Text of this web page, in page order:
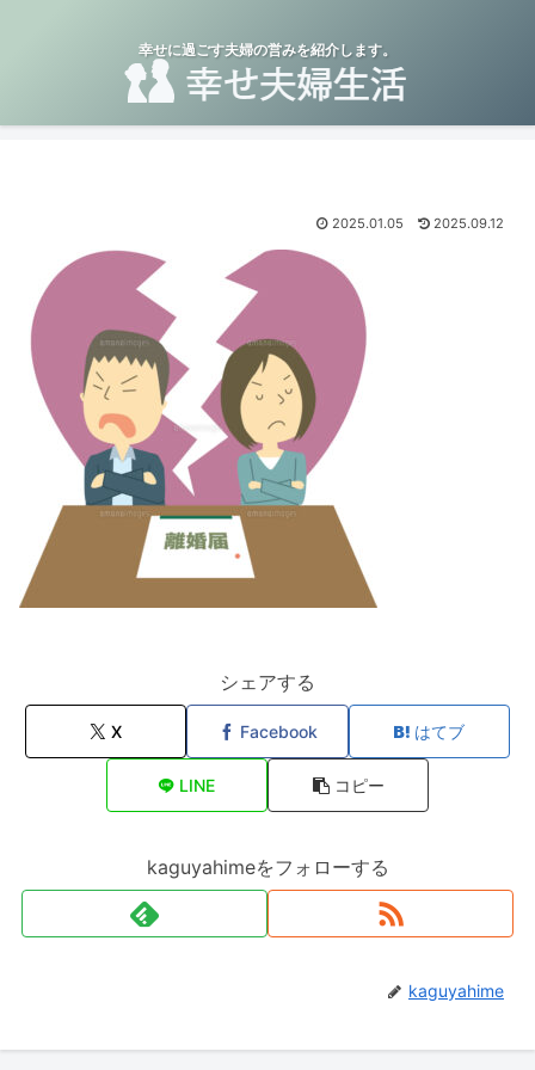
幸せに過ごす夫婦の営みを紹介します。
2025.01.05 2025.09.12
シェアする
X Facebook はてブ
LINE コピー
kaguyahimeをフォローする
kaguyahime